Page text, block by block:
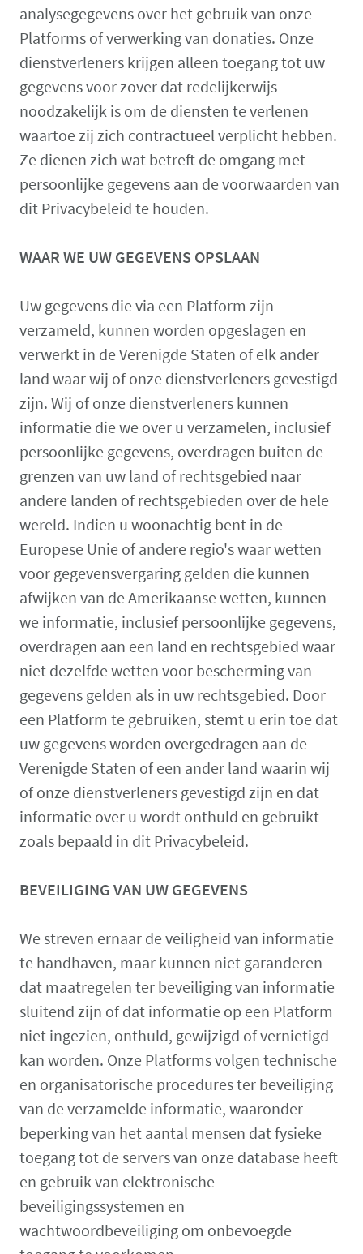
analysegegevens over het gebruik van onze
Platforms of verwerking van donaties. Onze
dienstverleners krijgen alleen toegang tot uw
gegevens voor zover dat redelijkerwijs
noodzakelijk is om de diensten te verlenen
waartoe zij zich contractueel verplicht hebben.
Ze dienen zich wat betreft de omgang met
persoonlijke gegevens aan de voorwaarden van
dit Privacybeleid te houden.
WAAR WE UW GEGEVENS OPSLAAN
Uw gegevens die via een Platform zijn
verzameld, kunnen worden opgeslagen en
verwerkt in de Verenigde Staten of elk ander
land waar wij of onze dienstverleners gevestigd
zijn. Wij of onze dienstverleners kunnen
informatie die we over u verzamelen, inclusief
persoonlijke gegevens, overdragen buiten de
grenzen van uw land of rechtsgebied naar
andere landen of rechtsgebieden over de hele
wereld. Indien u woonachtig bent in de
Europese Unie of andere regio's waar wetten
voor gegevensvergaring gelden die kunnen
afwijken van de Amerikaanse wetten, kunnen
we informatie, inclusief persoonlijke gegevens,
overdragen aan een land en rechtsgebied waar
niet dezelfde wetten voor bescherming van
gegevens gelden als in uw rechtsgebied. Door
een Platform te gebruiken, stemt u erin toe dat
uw gegevens worden overgedragen aan de
Verenigde Staten of een ander land waarin wij
of onze dienstverleners gevestigd zijn en dat
informatie over u wordt onthuld en gebruikt
zoals bepaald in dit Privacybeleid.
BEVEILIGING VAN UW GEGEVENS
We streven ernaar de veiligheid van informatie
te handhaven, maar kunnen niet garanderen
dat maatregelen ter beveiliging van informatie
sluitend zijn of dat informatie op een Platform
niet ingezien, onthuld, gewijzigd of vernietigd
kan worden. Onze Platforms volgen technische
en organisatorische procedures ter beveiliging
van de verzamelde informatie, waaronder
beperking van het aantal mensen dat fysieke
toegang tot de servers van onze database heeft
en gebruik van elektronische
beveiligingssystemen en
wachtwoordbeveiliging om onbevoegde